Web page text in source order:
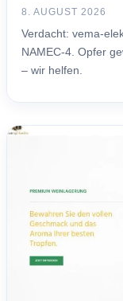
8. AUGUST 2026
Verdacht: vema-
NAMEC-4. Opfer
– wir helfen.